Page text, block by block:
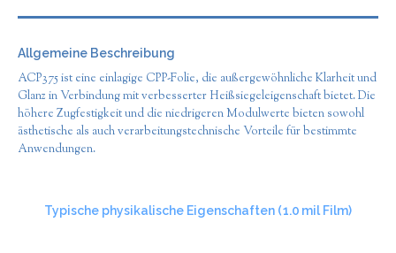
Allgemeine Beschreibung
ACP375 ist eine einlagige CPP-Folie, die außergewöhnliche Klarheit und
Glanz in Verbindung mit verbesserter Heißsiegeleigenschaft bietet. Die
höhere Zugfestigkeit und die niedrigeren Modulwerte bieten sowohl
ästhetische als auch verarbeitungstechnische Vorteile für bestimmte
Anwendungen.
Typische physikalische Eigenschaften (1.0 mil Film)